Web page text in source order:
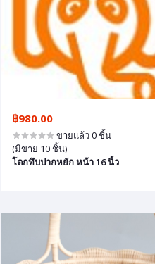
฿980.00
ขายแล้ว 0 ชิ้น
(มีขาย 10 ชิ้น)
โตกทึบปากหยัก หน้า 16 นิ้ว